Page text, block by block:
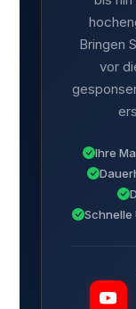
Bringen
vor
Ihre
Schnelle